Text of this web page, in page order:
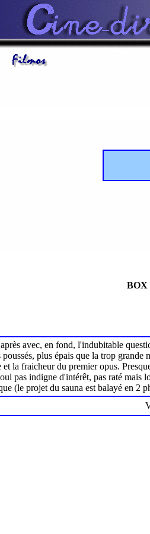
BOX
avec, en fond, l'indubitable
poussés, plus épais que la trop
la fraicheur du premier opus.
pas indigne d'intérêt, pas raté
(le projet du sauna est balayé en